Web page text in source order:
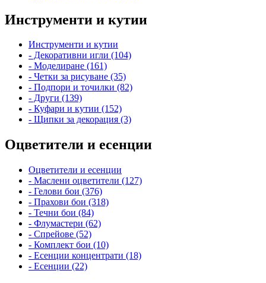
Инструменти и кутии
Инструменти и кутии
- Декоративни игли (104)
- Моделиране (161)
- Четки за рисуване (35)
- Подпори и точилки (82)
- Други (139)
- Куфари и кутии (152)
- Щипки за декорация (3)
Оцветители и есенции
Оцветители и есенции
- Маслени оцветители (127)
- Гелови бои (376)
- Прахови бои (318)
- Течни бои (84)
- Флумастери (62)
- Спрейове (52)
- Комплект бои (10)
- Есенции концентрати (18)
- Есенции (22)